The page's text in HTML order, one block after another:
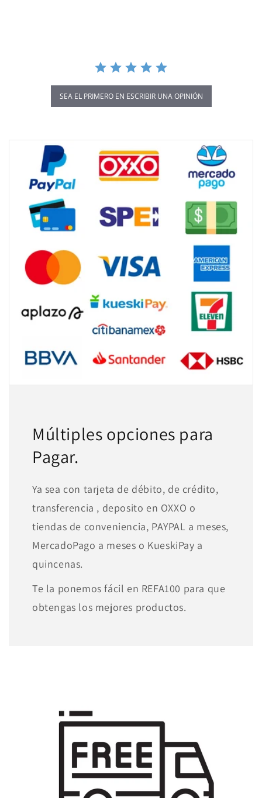
SEA EL PRIMERO EN ESCRIBIR UNA OPINIÓN
Múltiples opciones para
Pagar.
Ya sea con tarjeta de débito, de crédito,
transferencia , deposito en OXXO o
tiendas de conveniencia, PAYPAL a meses,
MercadoPago a meses o KueskiPay a
quincenas.
Te la ponemos fácil en REFA100 para que
obtengas los mejores productos.